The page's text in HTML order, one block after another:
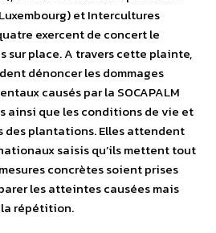
et Intercultures
exercent de concert le
sur place. A travers cette plainte,
dénoncer les dommages
causés par la SOCAPALM
ainsi que les conditions de vie et
des plantations. Elles attendent
saisis qu’ils mettent tout
concrètes soient prises
les atteintes causées mais
répétition.